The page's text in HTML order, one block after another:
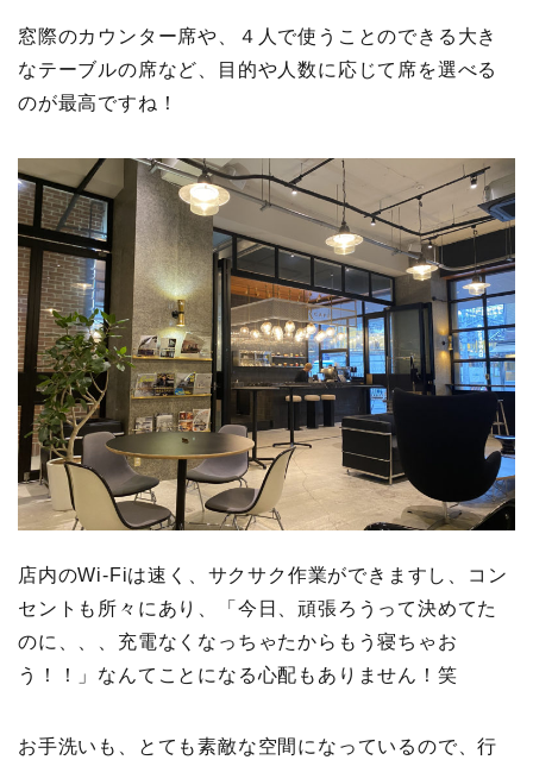
窓際のカウンター席や、４人で使うことのできる大き
なテーブルの席など、目的や人数に応じて席を選べる
のが最高ですね！
店内のWi-Fiは速く、サクサク作業ができますし、コン
セントも所々にあり、「今日、頑張ろうって決めてた
のに、、、充電なくなっちゃたからもう寝ちゃお
う！！」なんてことになる心配もありません！笑
お手洗いも、とても素敵な空間になっているので、行